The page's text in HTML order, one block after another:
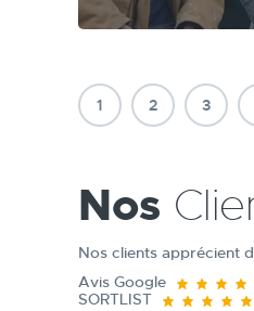
1 2 3
Nos
Nos clients apprécient
Avis Google
SORTLIST